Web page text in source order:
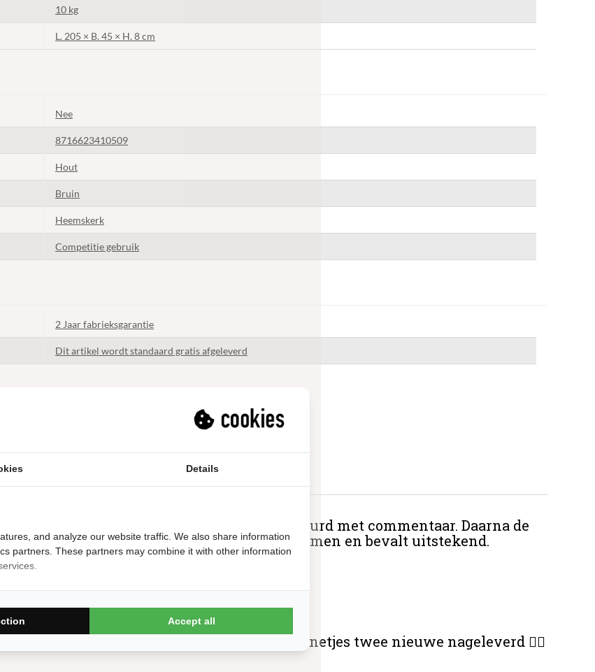
10 kg
L. 205 × B. 45 × H. 8 cm
Nee
8716623410509
Hout
Bruin
Heemskerk
Competitie gebruik
2 Jaar fabrieksgarantie
Dit artikel wordt standaard gratis afgeleverd
adequate reactie en terugvraag. Foto gestuurd met commentaar. Daarna de
leverinfo. De bak is direct in gebruik genomen en bevalt uitstekend.
zat een barst in één steen en daarvoor zijn netjes twee nieuwe nageleverd 👌🏻
Details
and analyze our website traffic. We also share information
partners. These partners may combine it with other information
Accept all